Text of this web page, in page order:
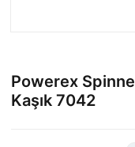
Powerex
Kaşık 7042